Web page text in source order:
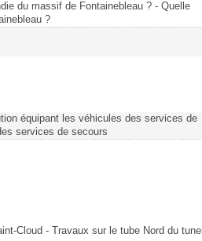
du massif de Fontainebleau ? - Quelle
?
équipant les véhicules des services de
services de secours
Cloud - Travaux sur le tube Nord du tunel